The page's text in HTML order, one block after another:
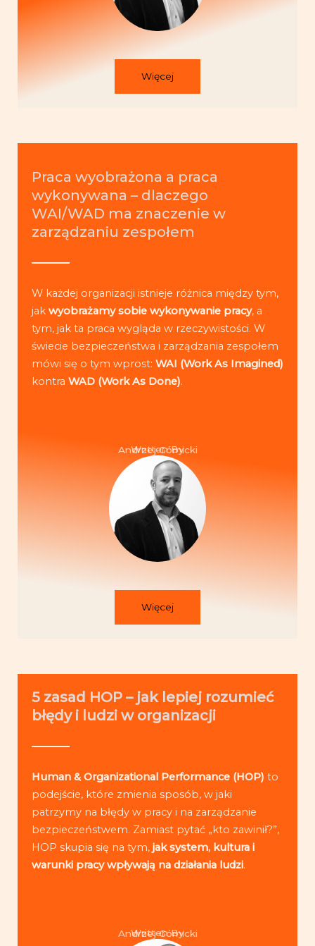
Więcej
Praca wyobrażona a praca
wykonywana – dlaczego
WAI/WAD ma znaczenie w
zarządzaniu zespołem
W każdej organizacji istnieje różnica między tym,
jak wyobrażamy sobie wykonywanie pracy, a
tym, jak ta praca wygląda w rzeczywistości. W
świecie bezpieczeństwa i zarządzania zespołem
mówi się o tym wprost: WAI (Work As Imagined)
kontra WAD (Work As Done).
Written By
Andrzej Górnicki
Więcej
5 zasad HOP – jak lepiej rozumieć
błędy i ludzi w organizacji
Human & Organizational Performance (HOP) to
podejście, które zmienia sposób, w jaki
patrzymy na błędy w pracy i na zarządzanie
bezpieczeństwem. Zamiast pytać „kto zawinił?”,
HOP skupia się na tym, jak system, kultura i
warunki pracy wpływają na działania ludzi.
Written By
Andrzej Górnicki